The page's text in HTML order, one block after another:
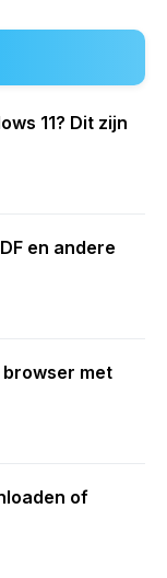
11? Dit zijn
en andere
met
of